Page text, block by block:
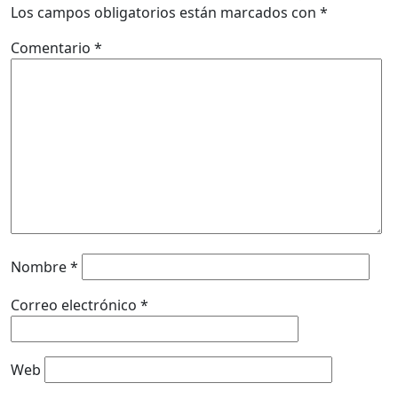
Los campos obligatorios están marcados con *
Comentario *
Nombre*
Correo electrónico *
Web